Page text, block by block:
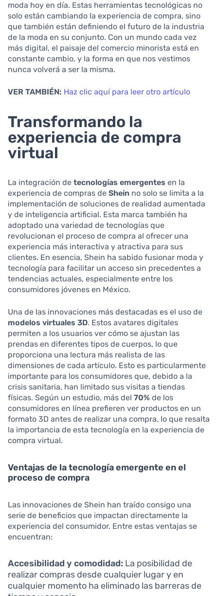
moda hoy en día. Estas herramientas tecnológicas no
solo están cambiando la experiencia de compra, sino
que también están definiendo el futuro de la industria
de la moda en su conjunto. Con un mundo cada vez
más digital, el paisaje del comercio minorista está en
constante cambio, y la forma en que nos vestimos
nunca volverá a ser la misma.
VER TAMBIÉN: Haz clic aquí para leer otro artículo
Transformando la
experiencia de compra
virtual
La integración de tecnologías emergentes en la
experiencia de compras de Shein no solo se limita a la
implementación de soluciones de realidad aumentada
y de inteligencia artificial. Esta marca también ha
adoptado una variedad de tecnologías que
revolucionan el proceso de compra al ofrecer una
experiencia más interactiva y atractiva para sus
clientes. En esencia, Shein ha sabido fusionar moda y
tecnología para facilitar un acceso sin precedentes a
tendencias actuales, especialmente entre los
consumidores jóvenes en México.
Una de las innovaciones más destacadas es el uso de
modelos virtuales 3D. Estos avatares digitales
permiten a los usuarios ver cómo se ajustan las
prendas en diferentes tipos de cuerpos, lo que
proporciona una lectura más realista de las
dimensiones de cada artículo. Esto es particularmente
importante para los consumidores que, debido a la
crisis sanitaria, han limitado sus visitas a tiendas
físicas. Según un estudio, más del 70% de los
consumidores en línea prefieren ver productos en un
formato 3D antes de realizar una compra, lo que resalta
la importancia de esta tecnología en la experiencia de
compra virtual.
Ventajas de la tecnología emergente en el
proceso de compra
Las innovaciones de Shein han traído consigo una
serie de beneficios que impactan directamente la
experiencia del consumidor. Entre estas ventajas se
encuentran:
Accesibilidad y comodidad: La posibilidad de
realizar compras desde cualquier lugar y en
cualquier momento ha eliminado las barreras de